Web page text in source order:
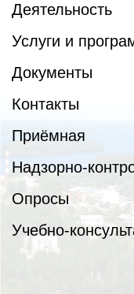
Деятельность
Услуги и
Документы
Контакты
Приёмная
Надзорно-
Опросы
Учебно-